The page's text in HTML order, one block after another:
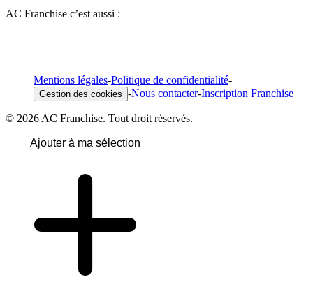
AC Franchise c’est aussi :
Mentions légales-Politique de confidentialité-
Gestion des cookies -Nous contacter-Inscription Franchise
© 2026 AC Franchise. Tout droit réservés.
Ajouter à ma sélection